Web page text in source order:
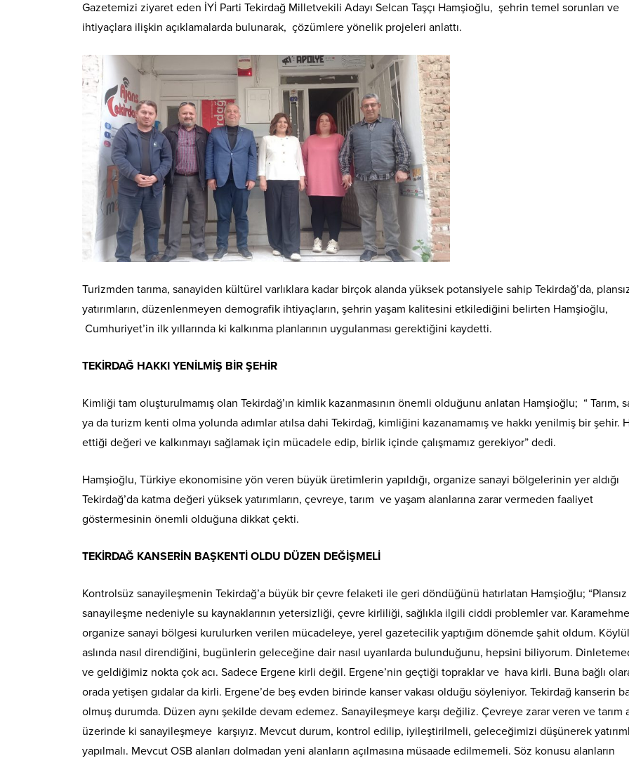
Gazetemizi ziyaret eden İYİ Parti Tekirdağ Milletvekili Adayı Selcan Taşçı Hamşioğlu, şehrin temel sorunları ve
ihtiyaçlara ilişkin açıklamalarda bulunarak, çözümlere yönelik projeleri anlattı.
Turizmden tarıma, sanayiden kültürel varlıklara kadar birçok alanda yüksek potansiyele sahip Tekirdağ’da,
yatırımların, düzenlenmeyen demografik ihtiyaçların, şehrin yaşam kalitesini etkilediğini belirten Hamşioğlu,
Cumhuriyet’in ilk yıllarında ki kalkınma planlarının uygulanması gerektiğini kaydetti.
TEKİRDAĞ HAKKI YENİLMİŞ BİR ŞEHİR
Kimliği tam oluşturulmamış olan Tekirdağ’ın kimlik kazanmasının önemli olduğunu anlatan Hamşioğlu; “ Tarım,
ya da turizm kenti olma yolunda adımlar atılsa dahi Tekirdağ, kimliğini kazanamamış ve hakkı yenilmiş bir şehir.
ettiği değeri ve kalkınmayı sağlamak için mücadele edip, birlik içinde çalışmamız gerekiyor” dedi.
Hamşioğlu, Türkiye ekonomisine yön veren büyük üretimlerin yapıldığı, organize sanayi bölgelerinin yer aldığı
Tekirdağ’da katma değeri yüksek yatırımların, çevreye, tarım ve yaşam alanlarına zarar vermeden faaliyet
göstermesinin önemli olduğuna dikkat çekti.
TEKİRDAĞ KANSERİN BAŞKENTİ OLDU DÜZEN DEĞİŞMELİ
Kontrolsüz sanayileşmenin Tekirdağ’a büyük bir çevre felaketi ile geri döndüğünü hatırlatan Hamşioğlu; “Plansız
sanayileşme nedeniyle su kaynaklarının yetersizliği, çevre kirliliği, sağlıkla ilgili ciddi problemler var.
organize sanayi bölgesi kurulurken verilen mücadeleye, yerel gazetecilik yaptığım dönemde şahit oldum.
aslında nasıl direndiğini, bugünlerin geleceğine dair nasıl uyarılarda bulunduğunu, hepsini biliyorum.
ve geldiğimiz nokta çok acı. Sadece Ergene kirli değil. Ergene’nin geçtiği topraklar ve hava kirli. Buna bağlı
orada yetişen gıdalar da kirli. Ergene’de beş evden birinde kanser vakası olduğu söyleniyor. Tekirdağ kanserin
olmuş durumda. Düzen aynı şekilde devam edemez. Sanayileşmeye karşı değiliz. Çevreye zarar veren ve tarım
üzerinde ki sanayileşmeye karşıyız. Mevcut durum, kontrol edilip, iyileştirilmeli, geleceğimizi düşünerek
yapılmalı. Mevcut OSB alanları dolmadan yeni alanların açılmasına müsaade edilmemeli. Söz konusu alanların